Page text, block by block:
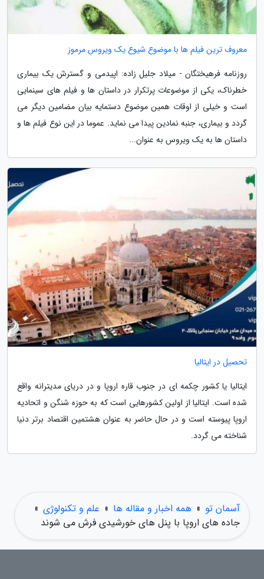
معروف ترین فیلم ها با موضوع شیوع یک ویروس مرموز
روزنامه فرهیختگان - میلاد جلیل زاده: اپیدمی و گسترش یک بیماری
خطرناک، یکی از موضوعات پرتکرار در داستان ها و فیلم های سینمایی
است و خیلی از اوقات همین موضوع دستمایه بیان مضامین دیگر می
گردد و بیماری، جنبه نمادین پیدا می نماید. عموما در این نوع فیلم ها و
داستان ها به یک ویروس به عنوان...
تحصیل در ایتالیا
ایتالیا یا کشور چکمه ای در جنوب قاره اروپا و در دریای مدیترانه واقع
شده است. ایتالیا از اولین کشورهایی است که به حوزه شنگن و اتحادیه
اروپا پیوسته است و در حال حاضر به عنوان هشتمین اقتصاد برتر دنیا
شناخته می گردد.
آسمان تو » همه اخبار و مقاله ها » علم و تکنولوژی »
جاده های اروپا با پنل های خورشیدی فرش می شوند